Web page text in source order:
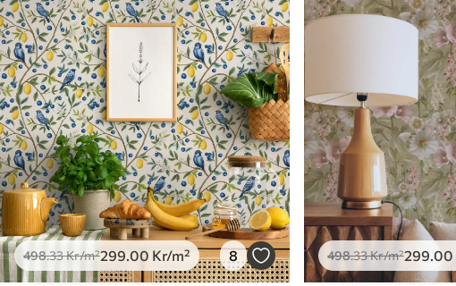
Tillgängliga material
Standard
498.33299 .00Kr
Premium
631.67
498.33Kr/m²299.00 Kr/m² 8 498.33Kr/m²299.00